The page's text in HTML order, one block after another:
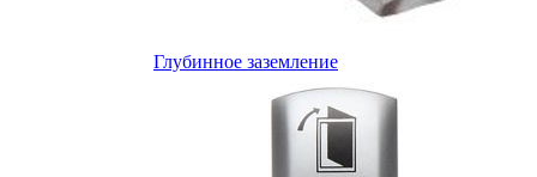
Глубинное заземление